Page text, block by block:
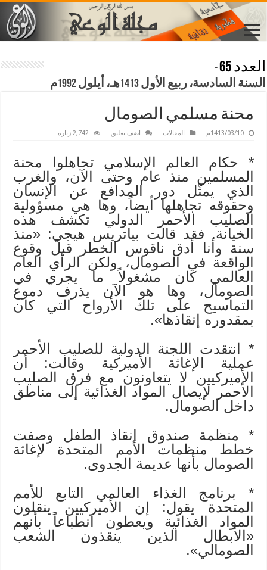
العدد 65
-
السنة السادسة، ربيع الأول 1413هـ، أيلول 1992م
محنة مسلمي الصومال
1413/03/10م المقالات اضف تعليق 2,742 زيارة
* حكام العالم الإسلامي تجاهلوا محنة
المسلمين منذ عام وحتى الآن، والغرب
الذي يمثّل دور المدافع عن الإنسان
وحقوقه تجاهلها أيضاً، وها هي مسؤولية
الصليب الأحمر الدولي تكشف هذه
الخيانة. فقد قالت بياتريس هيجي: «منذ
سنة وأنا أدق ناقوس الخطر قبل وقوع
الواقعة في الصومال، ولكن الرأي العام
العالمي كان مشغولاً ما يجري في
الصومال، وها هو الآن يذرف دموع
التماسيح على تلك الأرواح التي كان
بمقدوره إنقاذها».
* انتقدت اللجنة الدولية للصليب الأحمر
عملية الإغاثة الأميركية وقالت: أن
الأميركيين لا يتعاونون مع فرق الصليب
الأحمر لإيصال المواد الغذائية إلى مناطق
داخل الصومال.
* منظمة صندوق إنقاذ الطفل وصفت
خطط منظمات الأمم المتحدة لإغاثة
الصومال بأنها عديمة الجدوى.
* برنامج الغذاء العالمي التابع للأمم
المتحدة يقول: إن الأميركيين ينقلون
المواد الغذائية ويعطون انطباعاً بأنهم
«الأبطال الذين ينقذون الشعب
الصومالي».